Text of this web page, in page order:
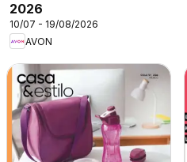
2026
10/07 - 19/08/2026
AVON